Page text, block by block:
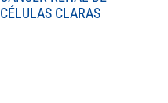
CÉLULAS CLARAS